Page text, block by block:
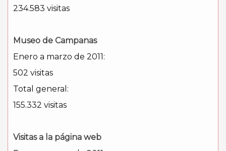
234.583 visitas
Museo de Campanas
Enero a marzo de 2011:
502 visitas
Total general:
155.332 visitas
Visitas a la página web